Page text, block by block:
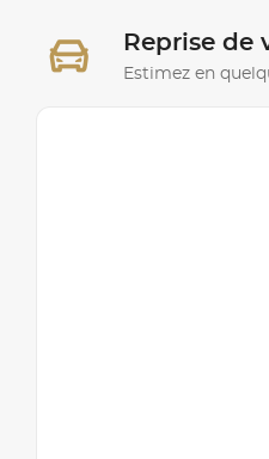
Reprise de
Estimez en